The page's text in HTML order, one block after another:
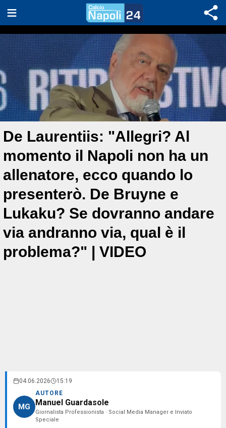
De Laurentiis: "Allegri? Al
momento il Napoli non ha un
allenatore, ecco quando lo
presenterò. De Bruyne e
Lukaku? Se dovranno andare
via andranno via, qual è il
problema?" | VIDEO
04.06.2026 15:19
MG
AUTORE
Manuel Guardasole
Giornalista Professionista · Social Media Manager e Inviato
Speciale